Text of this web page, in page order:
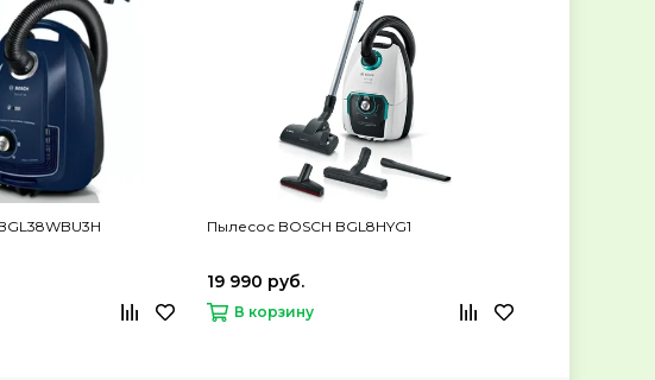
Пылесос BOSCH BGL8HYG1
19 990 руб.
В корзину